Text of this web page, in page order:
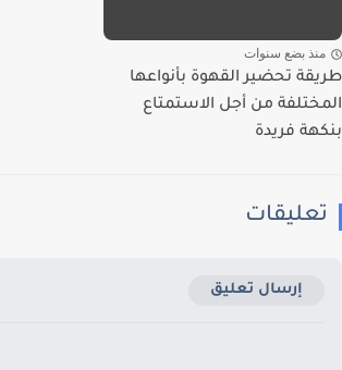
بضع سنوات
تحضير القهوة بأنواعها
من أجل الاستمتاع
فريدة
إرسال تعليق